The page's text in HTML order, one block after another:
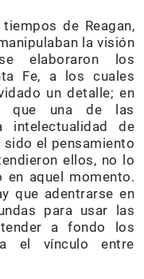
de Reagan,
la visión
elaboraron los
Fe, a los cuales
un detalle; en
que una de las
intelectualidad de
el pensamiento
ellos, no lo
en aquel momento.
que adentrarse en
para usar las
a fondo los
el vínculo entre